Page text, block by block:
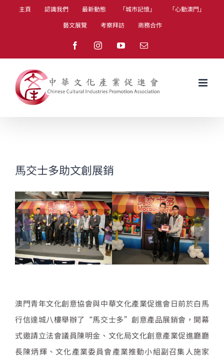
主頁 認識我們 最新動態 「城市記憶」
「心動澳門」
藝文展覽
考察拜訪 商務合作
FacebookInstagramYouTubeEmail
馬交士多助文創展銷
澳門青年文化創意協會與中華文化產業促進會日前於白馬
行信達城八樓舉辦了 “馬交士多” 創意產品展銷會，開幕
式邀請立法會議員陳明金、文化局文化創意產業促進廳廳
長陳炳輝、文化產業委員會產業推動小組副召集人施家